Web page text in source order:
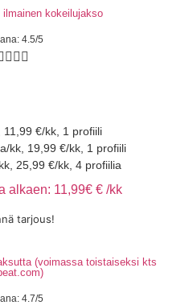
ilmainen kokeilujakso
4.5/5

11,99 €/kk, 1 profiili
kk, 19,99 €/kk, 1 profiili
25,99 €/kk, 4 profiilia
alkaen: 11,99€ € /kk
tarjous!
(voimassa toistaiseksi kts
4.7/5